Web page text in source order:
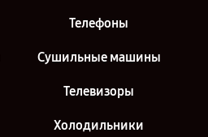
Телефоны
Сушильные машины
Телевизоры
Холодильники